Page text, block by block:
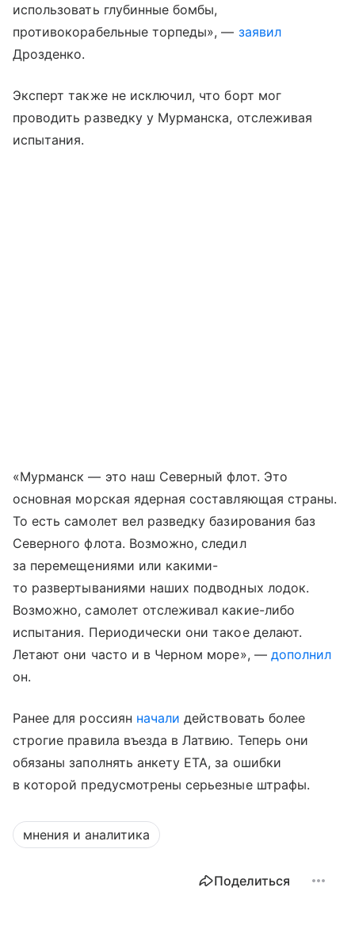
использовать глубинные бомбы,
противокорабельные торпеды», — заявил
Дрозденко.
Эксперт также не исключил, что борт мог
проводить разведку у Мурманска, отслеживая
испытания.
«Мурманск — это наш Северный флот. Это
основная морская ядерная составляющая страны.
То есть самолет вел разведку базирования баз
Северного флота. Возможно, следил
за перемещениями или какими-
то развертываниями наших подводных лодок.
Возможно, самолет отслеживал какие-либо
испытания. Периодически они такое делают.
Летают они часто и в Черном море», — дополнил
он.
Ранее для россиян начали действовать более
строгие правила въезда в Латвию. Теперь они
обязаны заполнять анкету ETA, за ошибки
в которой предусмотрены серьезные штрафы.
мнения и аналитика
Поделиться